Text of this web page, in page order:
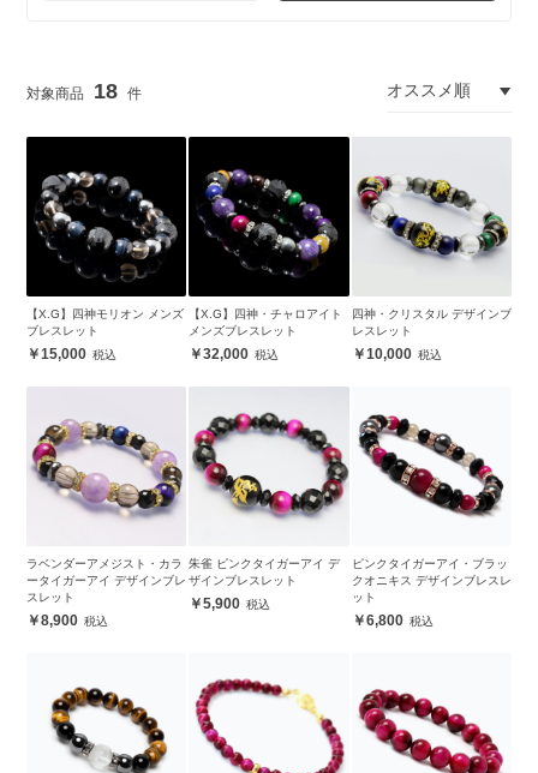
18
【X.G】四神モリオン メンズ
ブレスレット
15,000
【X.G】四神・チャロアイト
メンズブレスレット
32,000
四神・クリスタル デザインブ
レスレット
10,000
ラベンダーアメジスト・カラ
ータイガーアイ デザインブレ
スレット
8,900
朱雀 ピンクタイガーアイ デ
ザインブレスレット
5,900
ピンクタイガーアイ・ブラッ
クオニキス デザインブレスレ
ット
6,800